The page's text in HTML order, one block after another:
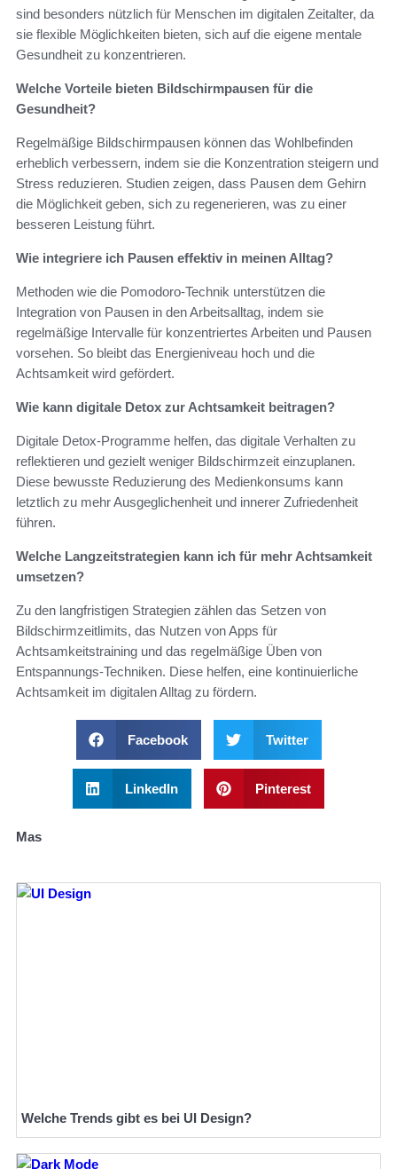
sind besonders nützlich für Menschen im digitalen Zeitalter, da
sie flexible Möglichkeiten bieten, sich auf die eigene mentale
Gesundheit zu konzentrieren.
Welche Vorteile bieten Bildschirmpausen für die
Gesundheit?
Regelmäßige Bildschirmpausen können das Wohlbefinden
erheblich verbessern, indem sie die Konzentration steigern und
Stress reduzieren. Studien zeigen, dass Pausen dem Gehirn
die Möglichkeit geben, sich zu regenerieren, was zu einer
besseren Leistung führt.
Wie integriere ich Pausen effektiv in meinen Alltag?
Methoden wie die Pomodoro-Technik unterstützen die
Integration von Pausen in den Arbeitsalltag, indem sie
regelmäßige Intervalle für konzentriertes Arbeiten und Pausen
vorsehen. So bleibt das Energieniveau hoch und die
Achtsamkeit wird gefördert.
Wie kann digitale Detox zur Achtsamkeit beitragen?
Digitale Detox-Programme helfen, das digitale Verhalten zu
reflektieren und gezielt weniger Bildschirmzeit einzuplanen.
Diese bewusste Reduzierung des Medienkonsums kann
letztlich zu mehr Ausgeglichenheit und innerer Zufriedenheit
führen.
Welche Langzeitstrategien kann ich für mehr Achtsamkeit
umsetzen?
Zu den langfristigen Strategien zählen das Setzen von
Bildschirmzeitlimits, das Nutzen von Apps für
Achtsamkeitstraining und das regelmäßige Üben von
Entspannungs-Techniken. Diese helfen, eine kontinuierliche
Achtsamkeit im digitalen Alltag zu fördern.
Facebook Twitter
LinkedIn Pinterest
Mas
Welche Trends gibt es bei UI Design?